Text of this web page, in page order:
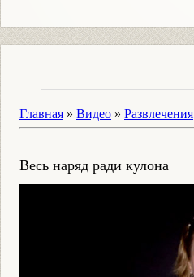
Главная » Видео » Развлечения
Весь наряд ради кулона